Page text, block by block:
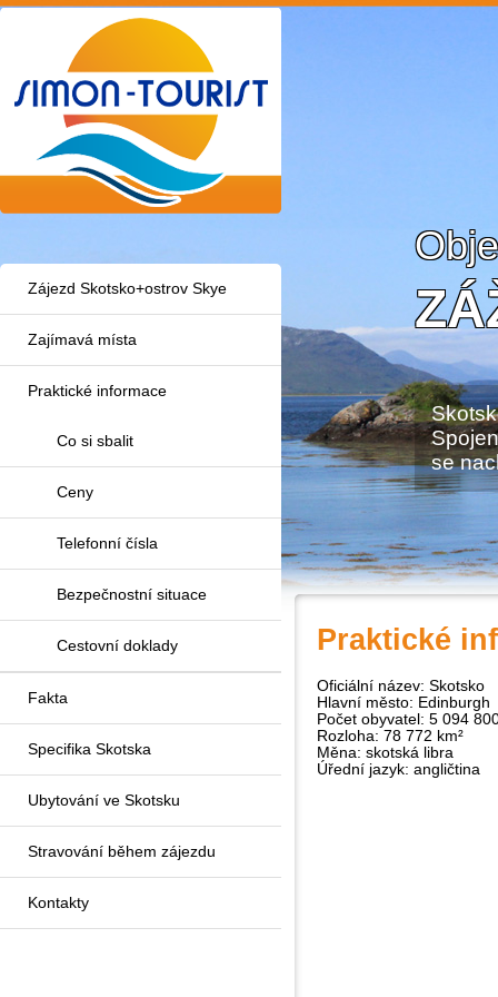
Zájezd Skotsko+ostrov Skye
Zajímavá místa
Praktické informace
Co si sbalit
Ceny
Telefonní čísla
Bezpečnostní situace
Cestovní doklady
Fakta
Specifika Skotska
Ubytování ve Skotsku
Stravování během zájezdu
Kontakty
se
Praktické
Oficiální název: Skotsko
Hlavní město: Edinburgh
Počet obyvatel: 5 094
Rozloha: 78 772 km²
Měna: skotská libra
Úřední jazyk: angličtina